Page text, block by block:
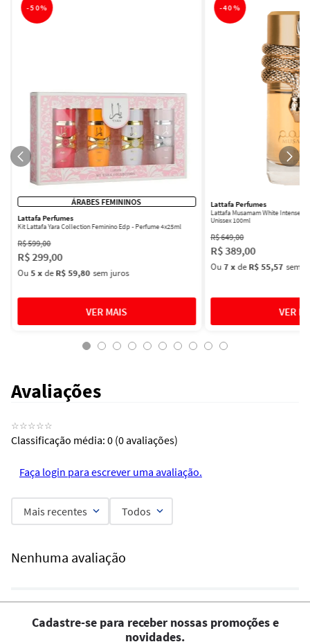
-50%
ÁRABES FEMININOS
Lattafa Perfumes
Kit Lattafa Yara Collection Feminino Edp - Perfume 4x25ml
R$599,00
R$299,00
Ou5 xdeR$ 59,80 sem juros
-40%
Lattafa Perfumes
Lattafa Musamam White Intense
Unissex 100ml
R$649,00
R$389,00
Ou7xdeR$ 55,57 sem
Avaliações
☆☆☆☆☆
Classificação média: 0 (0 avaliações)
Faça login para escrever uma avaliação.
Mais recentes Todos
Nenhuma avaliação
Cadastre-se para receber nossas promoções e
novidades.